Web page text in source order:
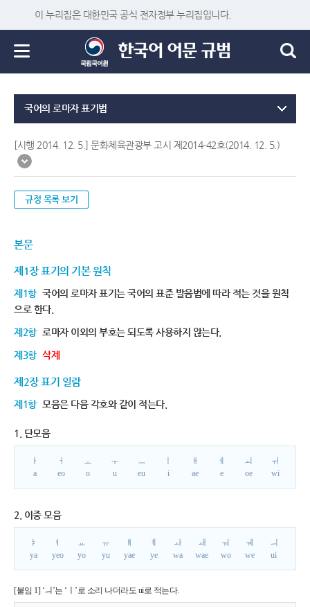
이 누리집은 대한민국 공식 전자정부 누리집입니다.
국어의 로마자 표기법
[시행 2014. 12. 5.] 문화체육관광부 고시 제2014-42호(2014. 12. 5.)
규정 목록 보기
본문
제1장 표기의 기본 원칙
제1항 국어의 로마자 표기는 국어의 표준 발음법에 따라 적는 것을 원칙
으로 한다.
제2항 로마자 이외의 부호는 되도록 사용하지 않는다.
제3항 삭제
제2장 표기 일람
제1항 모음은 다음 각호와 같이 적는다.
1. 단모음
ㅏ
a
ㅓ
eo
ㅗ
o
ㅜ
u
ㅡ
eu
i
ㅐ
ae
ㅔ
e
ㅚ
oe
ㅟ
wi
2. 이중 모음
ㅑ
ya
ㅕ
yeo
ㅛ
yo
ㅠ
yu
ㅒ
yae
ㅖ
ye
ㅘ
wa
ㅙ
wae
ㅝ
wo
ㅞ
we
ㅢ
ui
[붙임 1] ‘ㅢ’는 ‘ㅣ’로 소리 나더라도 ui로 적는다.